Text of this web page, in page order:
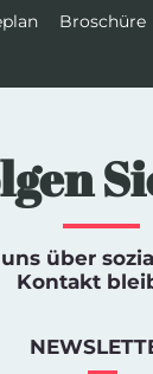
Broschüre
uns über
Kontakt